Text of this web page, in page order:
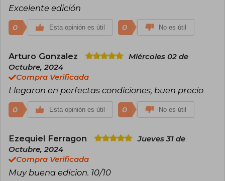
Excelente edición
0 Esta opinión es útil 0 No es útil
Arturo Gonzalez
Miércoles 02 de
Octubre, 2024
Compra Verificada
Llegaron en perfectas condiciones, buen precio
0 Esta opinión es útil 0 No es útil
Ezequiel Ferragon
Jueves 31 de
Octubre, 2024
Compra Verificada
Muy buena edicion. 10/10